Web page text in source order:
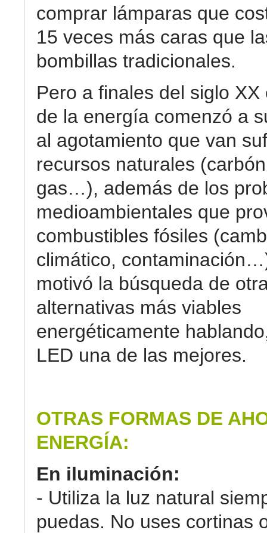
comprar lámparas que
15 veces más caras que
bombillas tradicionales.
Pero a finales del siglo XX
de la energía comenzó a
al agotamiento que van
recursos naturales
gas…), además de los
medioambientales que
combustibles fósiles
climático,
motivó la búsqueda de
alternativas más viables
energéticamente
LED una de las mejores.
OTRAS FORMAS DE
ENERGÍA:
En iluminación:
- Utiliza la luz natural
puedas. No uses cortinas